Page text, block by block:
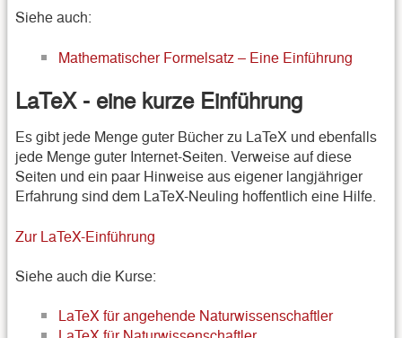
Siehe auch:
Mathematischer Formelsatz – Eine Einführung
LaTeX - eine kurze Einführung
Es gibt jede Menge guter Bücher zu LaTeX und ebenfalls
jede Menge guter Internet-Seiten. Verweise auf diese
Seiten und ein paar Hinweise aus eigener langjähriger
Erfahrung sind dem LaTeX-Neuling hoffentlich eine Hilfe.
Zur LaTeX-Einführung
Siehe auch die Kurse:
LaTeX für angehende Naturwissenschaftler